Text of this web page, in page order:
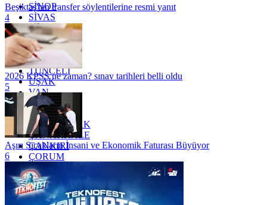
SİNOP
SİVAS
SİİRT
TEKİRDAĞ
TOKAT
TRABZON
TUNCELİ
UŞAK
VAN
YALOVA
YOZGAT
ZONGULDAK
ÇANAKKALE
ÇANKIRI
ÇORUM
İSTANBUL
İZMİR
ŞANLIURFA
ŞIRNAK
Beşiktaş'tan transfer söylentilerine resmi yanıt
4
2026 KPSS ne zaman? sınav tarihleri belli oldu
5
Aşırı Sıcakların İnsani ve Ekonomik Faturası Büyüyor
6